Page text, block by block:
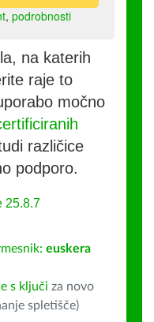
, podrobnosti
na katerih
raje to
močno
različice
podporo.
25.8.7
euskera
s ključi za novo
spletišče)